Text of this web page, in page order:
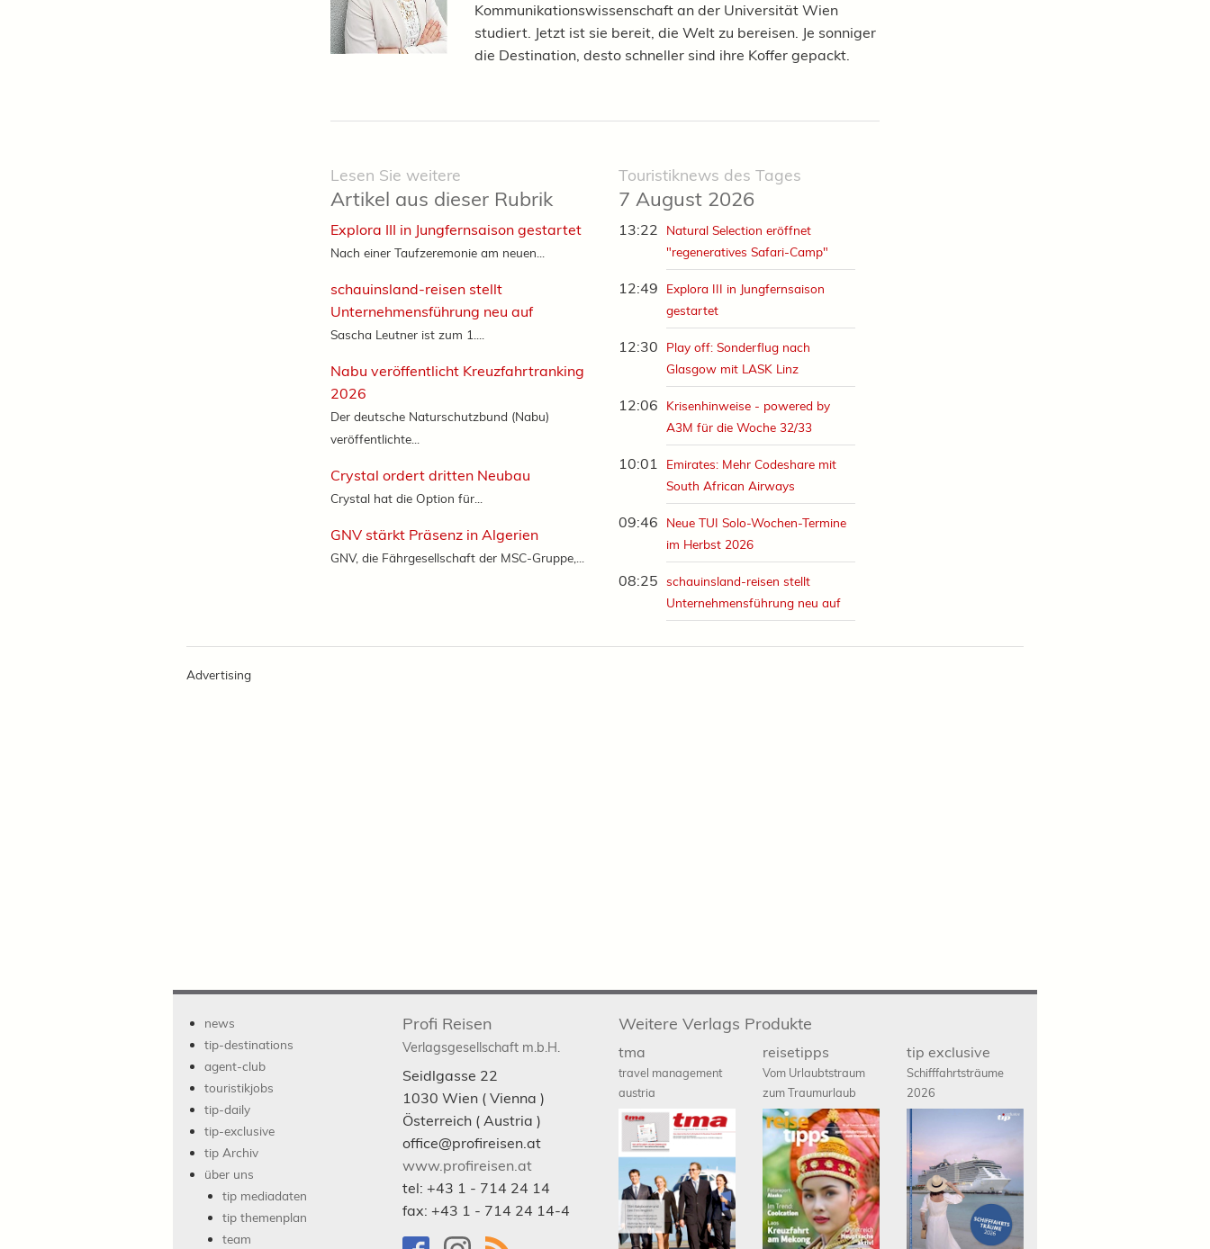
Kommunikationswissenschaft an der Universität Wien
studiert. Jetzt ist sie bereit, die Welt zu bereisen. Je sonniger
die Destination, desto schneller sind ihre Koffer gepackt.
Touristiknews des Tages
7 August 2026
13:22
Natural Selection eröffnet
"regeneratives Safari-Camp"
12:49
Explora III in Jungfernsaison
gestartet
12:30
Play off: Sonderflug nach
Glasgow mit LASK Linz
12:06
Krisenhinweise - powered by
A3M für die Woche 32/33
10:01
Emirates: Mehr Codeshare mit
South African Airways
09:46
Neue TUI Solo-Wochen-Termine
im Herbst 2026
08:25
schauinsland-reisen stellt
Unternehmensführung neu auf
Lesen Sie weitere
Artikel aus dieser Rubrik
Explora III in Jungfernsaison gestartet
Nach einer Taufzeremonie am neuen...
schauinsland-reisen stellt
Unternehmensführung neu auf
Sascha Leutner ist zum 1....
Nabu veröffentlicht Kreuzfahrtranking
2026
Der deutsche Naturschutzbund (Nabu)
veröffentlichte...
Crystal ordert dritten Neubau
Crystal hat die Option für...
GNV stärkt Präsenz in Algerien
GNV, die Fährgesellschaft der MSC-Gruppe,...
Advertising
news
tip-destinations
agent-club
touristikjobs
tip-daily
tip-exclusive
tip Archiv
über uns
tip mediadaten
tip themenplan
team
Profi Reisen
Verlagsgesellschaft m.b.H.
Seidlgasse 22
1030 Wien ( Vienna )
Österreich ( Austria )
office@profireisen.at
www.profireisen.at
tel: +43 1 - 714 24 14
fax: +43 1 - 714 24 14-4
Weitere Verlags Produkte
tma
travel management
austria
reisetipps
Vom Urlaubtstraum
zum Traumurlaub
tip exclusive
Schifffahrtsträume
2026